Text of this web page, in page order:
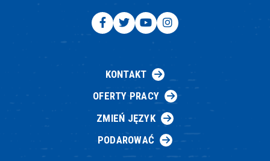
KONTAKT
OFERTY PRACY
ZMIEŃ JĘZYK
PODAROWAĆ